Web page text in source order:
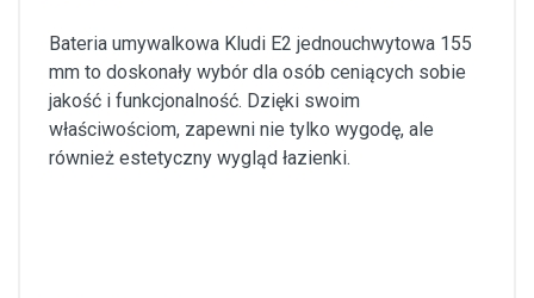
Bateria umywalkowa Kludi E2 jednouchwytowa 155
mm to doskonały wybór dla osób ceniących sobie
jakość i funkcjonalność. Dzięki swoim
właściwościom, zapewni nie tylko wygodę, ale
również estetyczny wygląd łazienki.